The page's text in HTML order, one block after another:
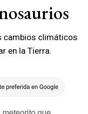
cambios climáticos
en la Tierra.